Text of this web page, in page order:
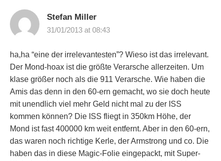
Stefan Miller
31/01/2013 at 08:43
ha,ha “eine der irrelevantesten”? Wieso ist das irrelevant.
Der Mond-hoax ist die größte Verarsche allerzeiten. Um
klase größer noch als die 911 Verarsche. Wie haben die
Amis das denn in den 60-ern gemacht, wo sie doch heute
mit unendlich viel mehr Geld nicht mal zu der ISS
kommen können? Die ISS fliegt in 350km Höhe, der
Mond ist fast 400000 km weit entfernt. Aber in den 60-ern,
das waren noch richtige Kerle, der Armstrong und co. Die
haben das in diese Magic-Folie eingepackt, mit Super-